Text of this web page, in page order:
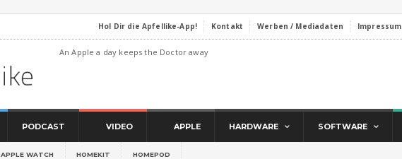
Hol Dir die Apfellike-App! Kontakt Werben / Mediadaten Impressum
An Apple a day keeps the Doctor away
PODCAST VIDEO APPLE HARDWARE SOFTWARE
APPLE WATCH HOMEKIT HOMEPOD